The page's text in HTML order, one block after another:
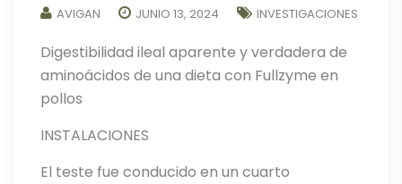
AVIGAN JUNIO 13, 2024 INVESTIGACIONES
Digestibilidad ileal aparente y verdadera de
aminoácidos de una dieta con Fullzyme en
pollos
INSTALACIONES
El teste fue conducido en un cuarto